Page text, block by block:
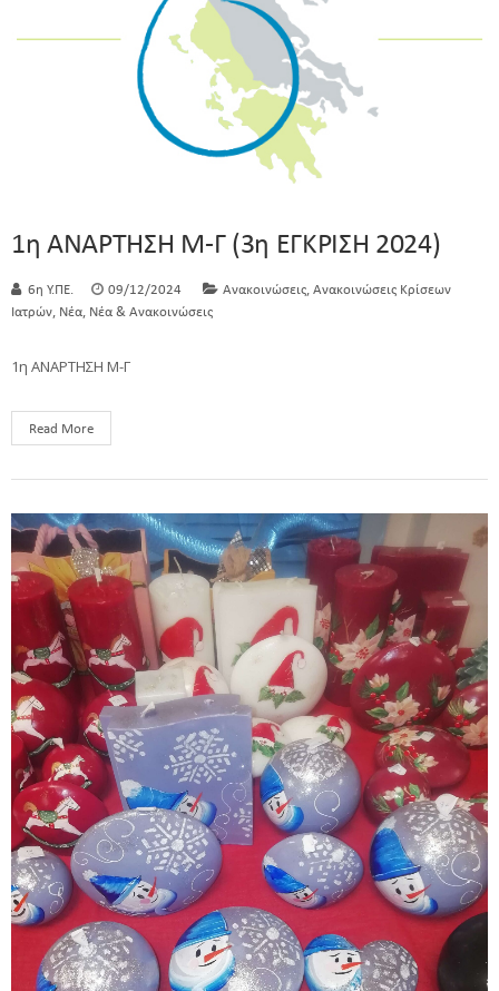
1η ΑΝΑΡΤΗΣΗ Μ-Γ (3η ΕΓΚΡΙΣΗ 2024)
6η Υ.ΠΕ. 09/12/2024 Ανακοινώσεις, Ανακοινώσεις Κρίσεων
Ιατρών, Νέα, Νέα & Ανακοινώσεις
1η ΑΝΑΡΤΗΣΗ Μ-Γ
Read More